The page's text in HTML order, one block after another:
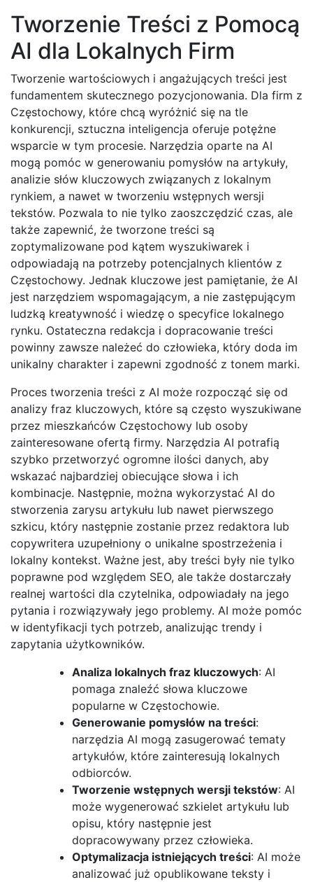
Tworzenie Treści z Pomocą
AI dla Lokalnych Firm
Tworzenie wartościowych i angażujących treści jest
fundamentem skutecznego pozycjonowania. Dla firm z
Częstochowy, które chcą wyróżnić się na tle
konkurencji, sztuczna inteligencja oferuje potężne
wsparcie w tym procesie. Narzędzia oparte na AI
mogą pomóc w generowaniu pomysłów na artykuły,
analizie słów kluczowych związanych z lokalnym
rynkiem, a nawet w tworzeniu wstępnych wersji
tekstów. Pozwala to nie tylko zaoszczędzić czas, ale
także zapewnić, że tworzone treści są
zoptymalizowane pod kątem wyszukiwarek i
odpowiadają na potrzeby potencjalnych klientów z
Częstochowy. Jednak kluczowe jest pamiętanie, że AI
jest narzędziem wspomagającym, a nie zastępującym
ludzką kreatywność i wiedzę o specyfice lokalnego
rynku. Ostateczna redakcja i dopracowanie treści
powinny zawsze należeć do człowieka, który doda im
unikalny charakter i zapewni zgodność z tonem marki.
Proces tworzenia treści z AI może rozpocząć się od
analizy fraz kluczowych, które są często wyszukiwane
przez mieszkańców Częstochowy lub osoby
zainteresowane ofertą firmy. Narzędzia AI potrafią
szybko przetworzyć ogromne ilości danych, aby
wskazać najbardziej obiecujące słowa i ich
kombinacje. Następnie, można wykorzystać AI do
stworzenia zarysu artykułu lub nawet pierwszego
szkicu, który następnie zostanie przez redaktora lub
copywritera uzupełniony o unikalne spostrzeżenia i
lokalny kontekst. Ważne jest, aby treści były nie tylko
poprawne pod względem SEO, ale także dostarczały
realnej wartości dla czytelnika, odpowiadały na jego
pytania i rozwiązywały jego problemy. AI może pomóc
w identyfikacji tych potrzeb, analizując trendy i
zapytania użytkowników.
Analiza lokalnych fraz kluczowych: AI
pomaga znaleźć słowa kluczowe
popularne w Częstochowie.
Generowanie pomysłów na treści:
narzędzia AI mogą zasugerować tematy
artykułów, które zainteresują lokalnych
odbiorców.
Tworzenie wstępnych wersji tekstów: AI
może wygenerować szkielet artykułu lub
opisu, który następnie jest
dopracowywany przez człowieka.
Optymalizacja istniejących treści: AI może
analizować już opublikowane teksty i